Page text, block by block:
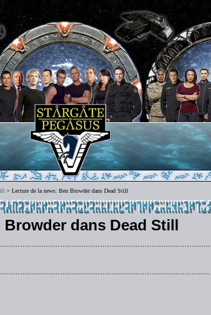
> Lecture de la news: Ben Browder dans Dead Still
Browder dans Dead Still